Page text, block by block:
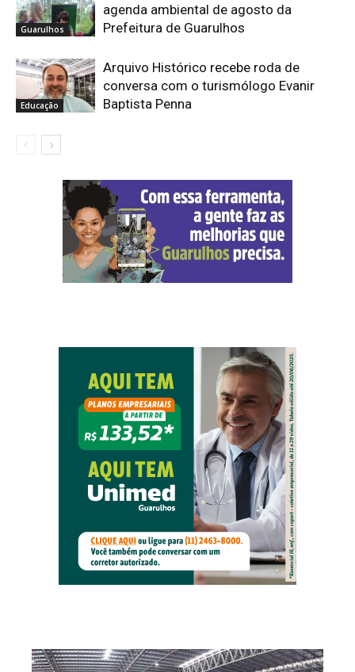
Guarulhos
agenda ambiental de agosto da
Prefeitura de Guarulhos
Educação
Arquivo Histórico recebe roda de
conversa com o turismólogo Evanir
Baptista Penna